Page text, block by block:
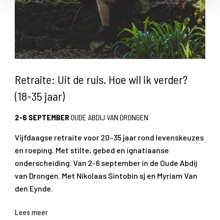
Retraite: Uit de ruis. Hoe wil ik verder?
(18-35 jaar)
2-6 SEPTEMBEROUDE ABDIJ VAN DRONGEN
Vijfdaagse retraite voor 20–35 jaar rond levenskeuzes
en roeping. Met stilte, gebed en ignatiaanse
onderscheiding. Van 2-6 september in de Oude Abdij
van Drongen. Met Nikolaas Sintobin sj en Myriam Van
den Eynde.
Lees meer